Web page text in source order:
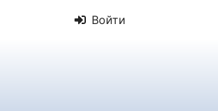
Войти